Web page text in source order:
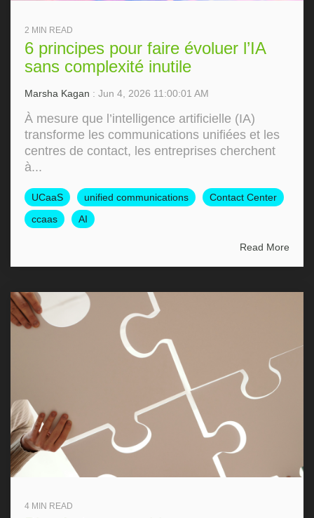
2 MIN READ
6 principes pour faire évoluer l’IA
sans complexité inutile
Marsha Kagan : Jun 4, 2026 11:00:01 AM
À mesure que l’intelligence artificielle (IA)
transforme les communications unifiées et les
centres de contact, les entreprises cherchent
à...
UCaaS unified communications
Contact Center
ccaas
AI
Read More
4 MIN READ